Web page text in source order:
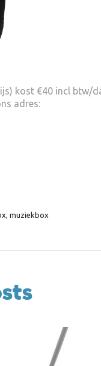
kost €40 incl btw/
adres:
muziekbox